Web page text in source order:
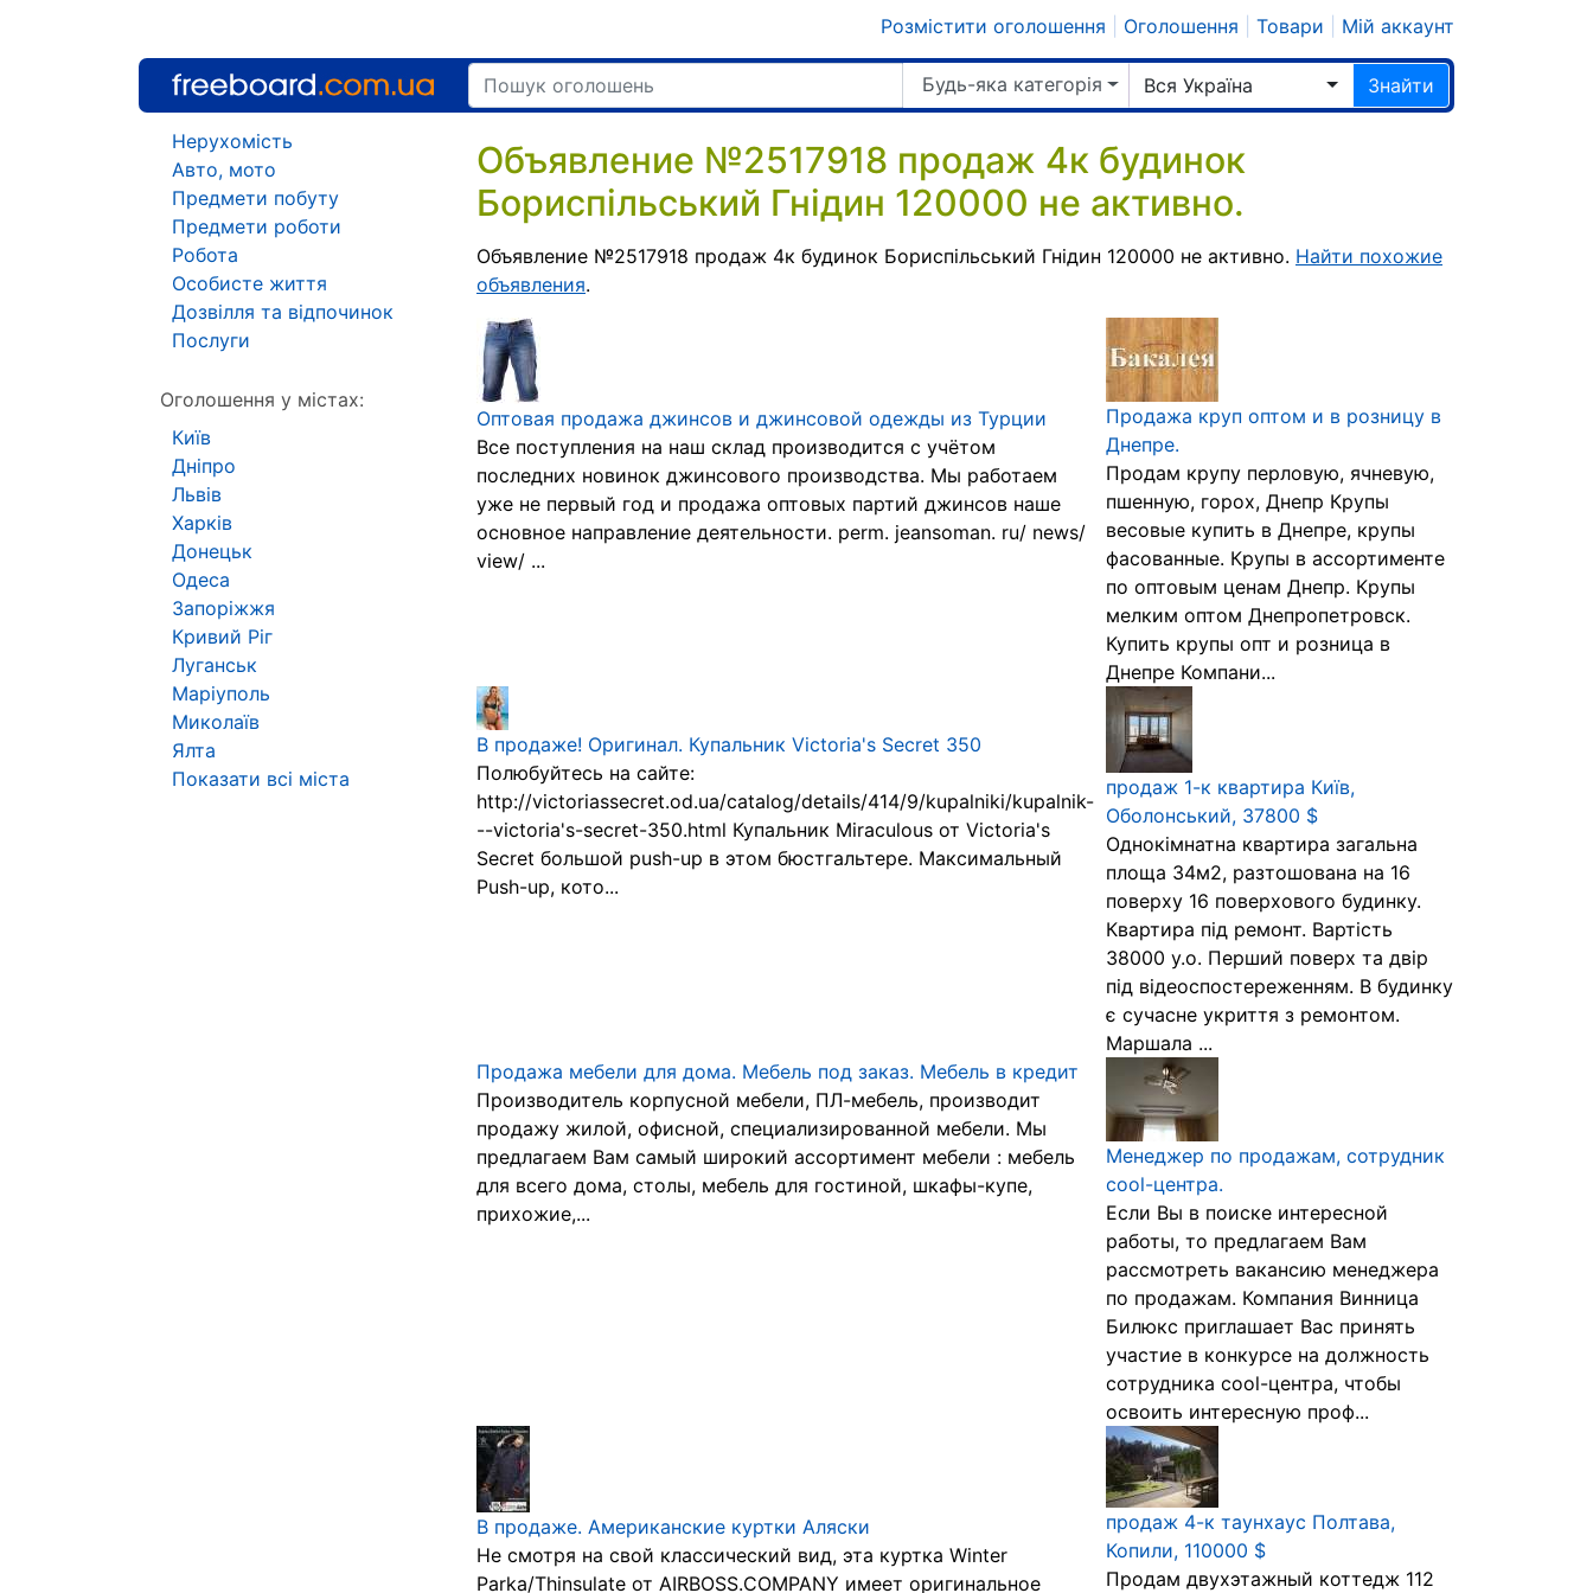
Розмістити оголошення Оголошення Товари Мій аккаунт
Будь-яка категорія Вся Україна Знайти
Объявление №2517918 продаж 4к будинок
Бориспільський Гнідин 120000 не активно.
Объявление №2517918 продаж 4к будинок Бориспільський Гнідин 120000 не активно. Найти похожие
объявления.
Оптовая продажа джинсов и джинсовой одежды из Турции
Все поступления на наш склад производится с учётом
последних новинок джинсового производства. Мы работаем
уже не первый год и продажа оптовых партий джинсов наше
основное направление деятельности. perm. jeansoman. ru/ news/
view/ ...
Продажа круп оптом и в розницу в
Днепре.
Продам крупу перловую, ячневую,
пшенную, горох, Днепр Крупы
весовые купить в Днепре, крупы
фасованные. Крупы в ассортименте
по оптовым ценам Днепр. Крупы
мелким оптом Днепропетровск.
Купить крупы опт и розница в
Днепре Компани...
В продаже! Оригинал. Купальник Victoria's Secret 350
Полюбуйтесь на сайте:
http://victoriassecret.od.ua/catalog/details/414/9/kupalniki/kupalnik-
--victoria's-secret-350.html Купальник Miraculous от Victoria's
Secret большой push-up в этом бюстгальтере. Максимальный
Push-up, кото...
продаж 1-к квартира Київ,
Оболонський, 37800 $
Однокімнатна квартира загальна
площа 34м2, разтошована на 16
поверху 16 поверхового будинку.
Квартира під ремонт. Вартість
38000 у.о. Перший поверх та двір
під відеоспостереженням. В будинку
є сучасне укриття з ремонтом.
Маршала ...
Продажа мебели для дома. Мебель под заказ. Мебель в кредит
Производитель корпусной мебели, ПЛ-мебель, производит
продажу жилой, офисной, специализированной мебели. Мы
предлагаем Вам самый широкий ассортимент мебели : мебель
для всего дома, столы, мебель для гостиной, шкафы-купе,
прихожие,...
Менеджер по продажам, сотрудник
cool-центра.
Если Вы в поиске интересной
работы, то предлагаем Вам
рассмотреть вакансию менеджера
по продажам. Компания Винница
Билюкс приглашает Вас принять
участие в конкурсе на должность
сотрудника cool-центра, чтобы
освоить интересную проф...
В продаже. Американские куртки Аляски
Нe смотря на свой классичeский вид, эта куртка Winter
Parka/Thinsulate от AIRBOSS.COMPANY имeeт оригинальноe
продаж 4-к таунхаус Полтава,
Копили, 110000 $
Продам двухэтажный коттедж 112
Нерухомість
Авто, мото
Предмети побуту
Предмети роботи
Робота
Особисте життя
Дозвілля та відпочинок
Послуги
Оголошення у містах:
Київ
Дніпро
Львів
Харків
Донецьк
Одеса
Запоріжжя
Кривий Ріг
Луганськ
Маріуполь
Миколаїв
Ялта
Показати всі міста